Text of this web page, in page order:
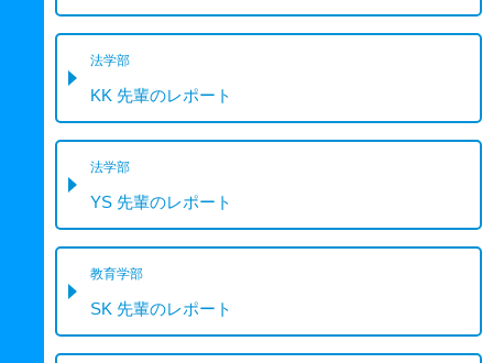
法学部
KK 先輩のレポート
法学部
YS 先輩のレポート
教育学部
SK 先輩のレポート